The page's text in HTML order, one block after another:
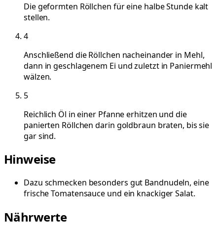
Die geformten Röllchen für eine halbe Stunde kalt
stellen.
4
Anschließend die Röllchen nacheinander in Mehl,
dann in geschlagenem Ei und zuletzt in Paniermehl
wälzen.
5
Reichlich Öl in einer Pfanne erhitzen und die
panierten Röllchen darin goldbraun braten, bis sie
gar sind.
Hinweise
Dazu schmecken besonders gut Bandnudeln, eine
frische Tomatensauce und ein knackiger Salat.
Nährwerte